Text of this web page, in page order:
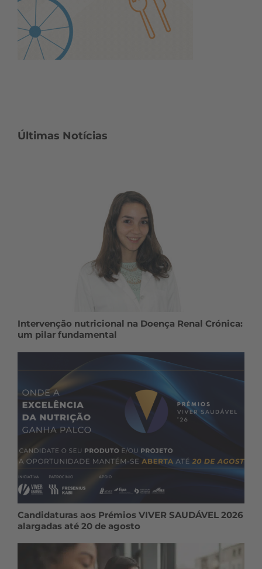
Últimas Notícias
Intervenção nutricional na Doença Renal Crónica:
um pilar fundamental
Candidaturas aos Prémios VIVER SAUDÁVEL 2026
alargadas até 20 de agosto